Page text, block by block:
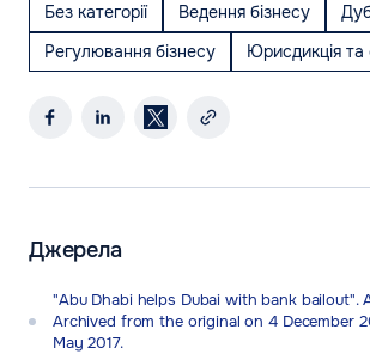
Без категорії
Ведення бізнесу
Регулювання бізнесу
Юрисдикція та
Джерела
"Abu Dhabi helps Dubai with bank bailout".
Archived from the original on 4 December
May 2017.